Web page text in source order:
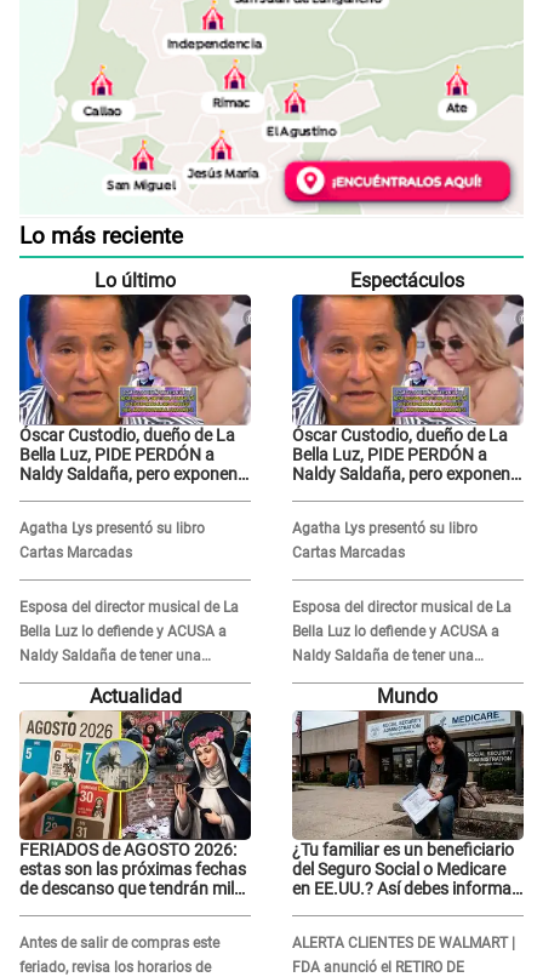
Lo más reciente
Lo último
Óscar Custodio, dueño de La
Bella Luz, PIDE PERDÓN a
Naldy Saldaña, pero exponen
grabar"
Agatha Lys presentó su libro
Cartas Marcadas
Esposa del director musical de La
Bella Luz lo defiende y ACUSA a
Naldy Saldaña de tener una
relación con él y otros integrantes
Espectáculos
Óscar Custodio, dueño de La
Bella Luz, PIDE PERDÓN a
Naldy Saldaña, pero exponen
grabar"
Agatha Lys presentó su libro
Cartas Marcadas
Esposa del director musical de La
Bella Luz lo defiende y ACUSA a
Naldy Saldaña de tener una
relación con él y otros integrantes
Actualidad
FERIADOS de AGOSTO 2026:
estas son las próximas fechas
de descanso que tendrán miles
Antes de salir de compras este
feriado, revisa los horarios de
Mundo
¿Tu familiar es un beneficiario
del Seguro Social o Medicare
en EE.UU.? Así debes informar
ALERTA CLIENTES DE WALMART |
FDA anunció el RETIRO DE